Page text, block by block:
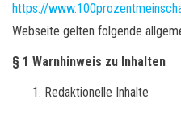
https://
Webseite gelten folgende
§ 1 Warnhinweis zu Inhalten
Redaktionelle Inhalte